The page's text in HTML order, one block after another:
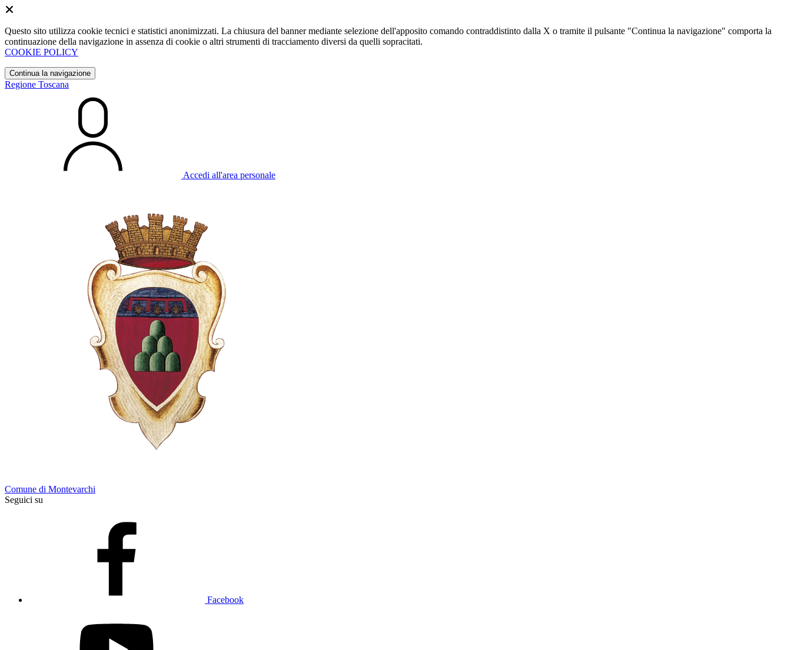
Questo sito utilizza cookie tecnici e statistici anonimizzati. La chiusura del banner mediante selezione dell'apposito comando contraddistinto dalla X o tramite il pulsante "Continua la navigazione" comporta la
continuazione della navigazione in assenza di cookie o altri strumenti di tracciamento diversi da quelli sopracitati.
COOKIE POLICY
Continua la navigazione
Regione Toscana
Accedi all'area personale
Comune di Montevarchi
Seguici su
Facebook